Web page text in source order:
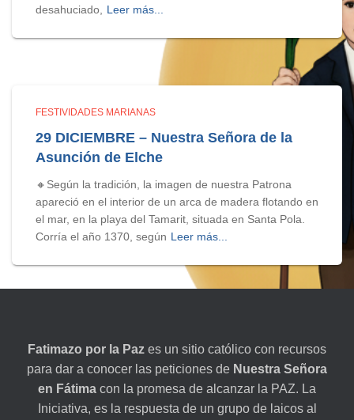
desahuciado,
Leer más...
FESTIVIDADES MARIANAS
29 DICIEMBRE – Nuestra Señora de la
Asunción de Elche
🔸Según la tradición, la imagen de nuestra Patrona
apareció en el interior de un arca de madera flotando en
el mar, en la playa del Tamarit, situada en Santa Pola.
Corría el año 1370, según Leer más...
Fatimazo por la Paz es un sitio católico con recursos
para dar a conocer las peticiones de Nuestra Señora
en Fátima con la promesa de alcanzar la PAZ. La
Iniciativa, es la respuesta de un grupo de laicos al